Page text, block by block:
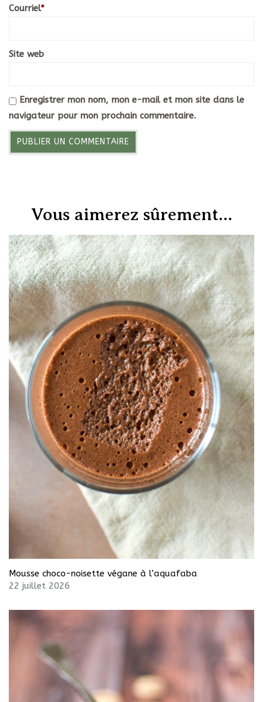
Courriel*
Site web
Enregistrer mon nom, mon e-mail et mon site dans le
navigateur pour mon prochain commentaire.
Vous aimerez sûrement...
Mousse choco-noisette végane à l’aquafaba
22 juillet 2026